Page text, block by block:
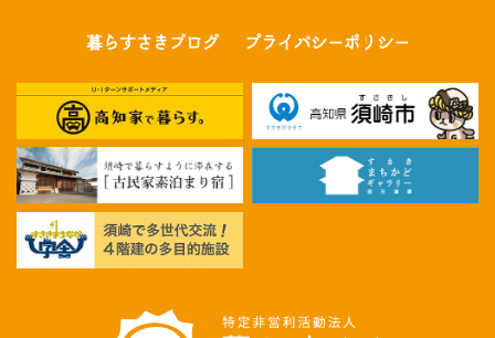
暮らすさきブログ プライバシーポリシー